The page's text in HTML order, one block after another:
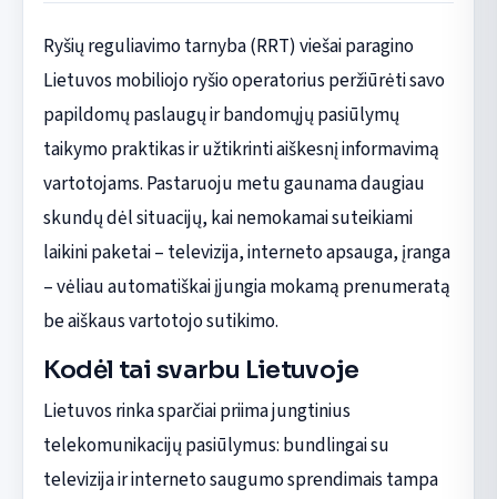
Ryšių reguliavimo tarnyba (RRT) viešai paragino
Lietuvos mobiliojo ryšio operatorius peržiūrėti savo
papildomų paslaugų ir bandomųjų pasiūlymų
taikymo praktikas ir užtikrinti aiškesnį informavimą
vartotojams. Pastaruoju metu gaunama daugiau
skundų dėl situacijų, kai nemokamai suteikiami
laikini paketai – televizija, interneto apsauga, įranga
– vėliau automatiškai įjungia mokamą prenumeratą
be aiškaus vartotojo sutikimo.
Kodėl tai svarbu Lietuvoje
Lietuvos rinka sparčiai priima jungtinius
telekomunikacijų pasiūlymus: bundlingai su
televizija ir interneto saugumo sprendimais tampa